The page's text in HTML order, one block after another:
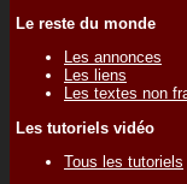
Le reste du monde
Les annonces
Les liens
Les textes non
Les tutoriels vidéo
Tous les tutoriels